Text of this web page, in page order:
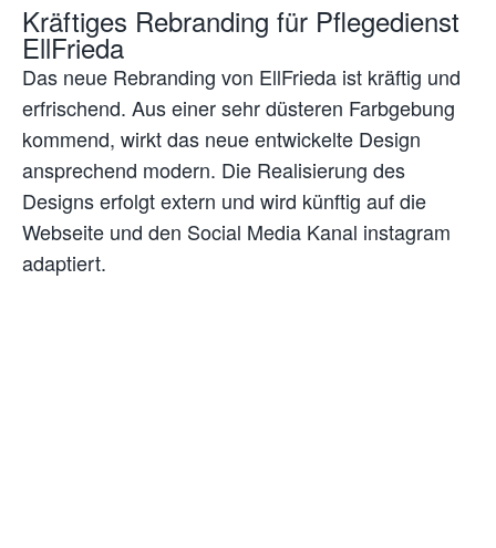
Kräftiges Rebranding für Pflegedienst
EllFrieda
Das neue Rebranding von EllFrieda ist kräftig und
erfrischend. Aus einer sehr düsteren Farbgebung
kommend, wirkt das neue entwickelte Design
ansprechend modern. Die Realisierung des
Designs erfolgt extern und wird künftig auf die
Webseite und den Social Media Kanal instagram
adaptiert.